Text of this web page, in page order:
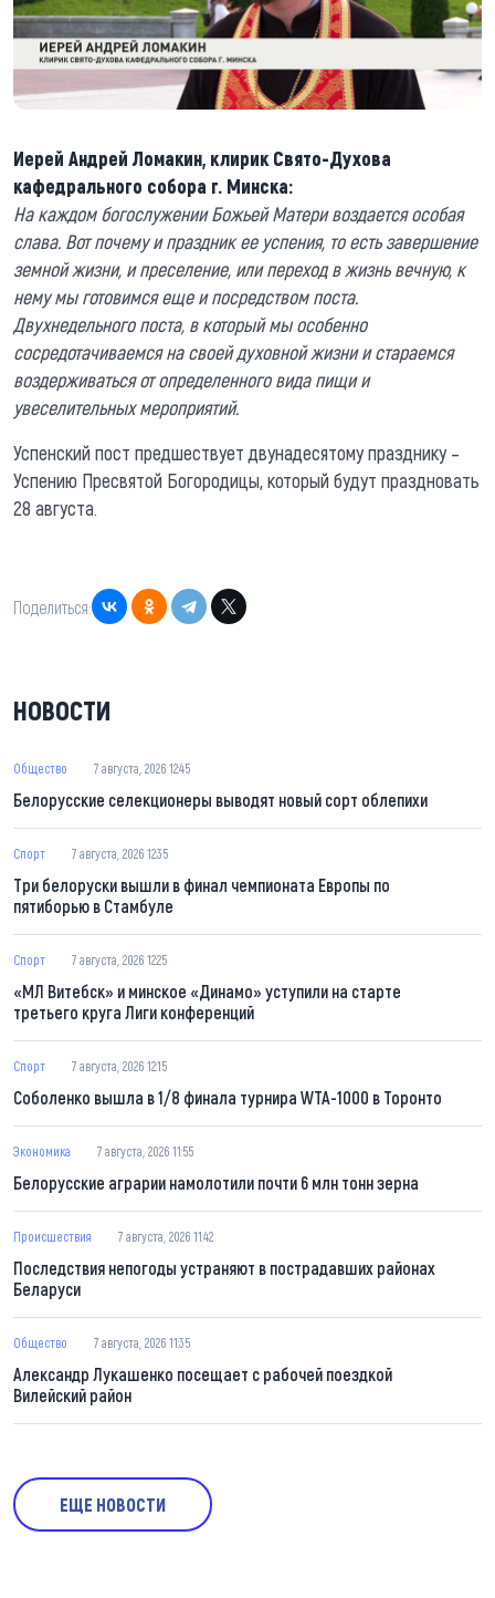
Иерей Андрей Ломакин, клирик Свято-Духова
кафедрального собора г. Минска:
На каждом богослужении Божьей Матери воздается особая
слава. Вот почему и праздник ее успения, то есть завершение
земной жизни, и преселение, или переход в жизнь вечную, к
нему мы готовимся еще и посредством поста.
Двухнедельного поста, в который мы особенно
сосредотачиваемся на своей духовной жизни и стараемся
воздерживаться от определенного вида пищи и
увеселительных мероприятий.
Успенский пост предшествует двунадесятому празднику –
Успению Пресвятой Богородицы, который будут праздновать
28 августа.
Поделиться:
НОВОСТИ
Общество 7 августа, 2026 12:45
Белорусские селекционеры выводят новый сорт облепихи
Спорт 7 августа, 2026 12:35
Три белоруски вышли в финал чемпионата Европы по
пятиборью в Стамбуле
Спорт 7 августа, 2026 12:25
«МЛ Витебск» и минское «Динамо» уступили на старте
третьего круга Лиги конференций
Спорт 7 августа, 2026 12:15
Соболенко вышла в 1/8 финала турнира WTA-1000 в Торонто
Экономика 7 августа, 2026 11:55
Белорусские аграрии намолотили почти 6 млн тонн зерна
Происшествия 7 августа, 2026 11:42
Последствия непогоды устраняют в пострадавших районах
Беларуси
Общество 7 августа, 2026 11:35
Александр Лукашенко посещает с рабочей поездкой
Вилейский район
ЕЩЕ НОВОСТИ